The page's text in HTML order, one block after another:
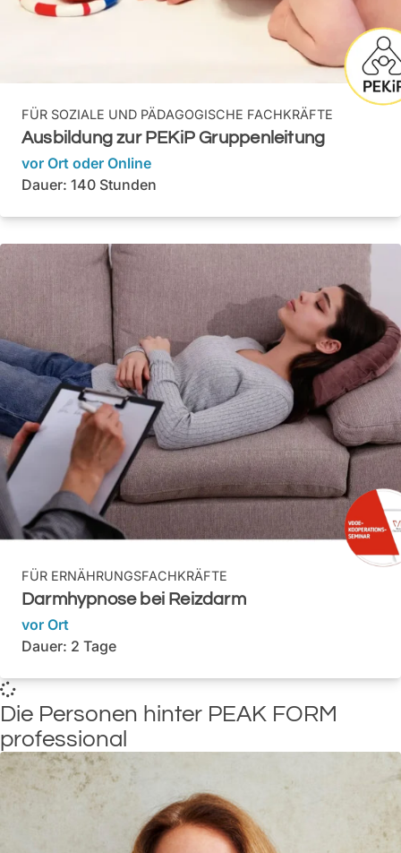
FÜR SOZIALE UND PÄDAGOGISCHE FACHKRÄFTE
Ausbildung zur PEKiP Gruppenleitung
vor Ort oder Online
Dauer: 140 Stunden
FÜR ERNÄHRUNGSFACHKRÄFTE
Darmhypnose bei Reizdarm
vor Ort
Dauer: 2 Tage
Die Personen hinter PEAK FORM
professional